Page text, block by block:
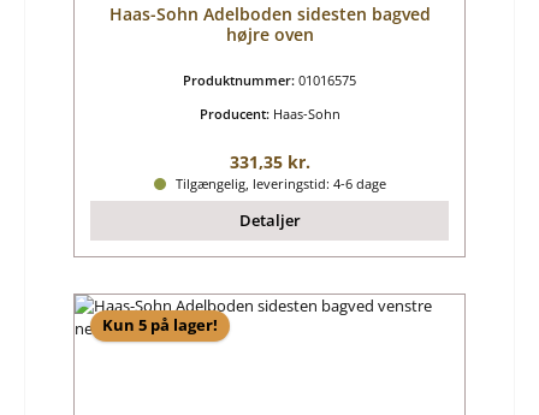
Haas-Sohn Adelboden sidesten bagved
højre oven
Produktnummer: 01016575
Producent: Haas-Sohn
Almindelig pris:
331,35 kr.
Tilgængelig, leveringstid: 4-6 dage
Detaljer
Kun 5 på lager!